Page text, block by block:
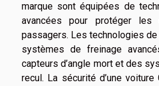
marque sont équipées de
avancées pour protéger les
passagers. Les technologies
systèmes de freinage
capteurs d’angle mort et des
recul. La sécurité d’une